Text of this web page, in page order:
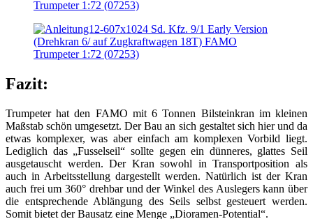
Fazit:
Trumpeter hat den FAMO mit 6 Tonnen Bilsteinkran im kleinen
Maßstab schön umgesetzt. Der Bau an sich gestaltet sich hier und da
etwas komplexer, was aber einfach am komplexen Vorbild liegt.
Lediglich das „Fusselseil“ sollte gegen ein dünneres, glattes Seil
ausgetauscht werden. Der Kran sowohl in Transportposition als
auch in Arbeitsstellung dargestellt werden. Natürlich ist der Kran
auch frei um 360° drehbar und der Winkel des Auslegers kann über
die entsprechende Ablängung des Seils selbst gesteuert werden.
Somit bietet der Bausatz eine Menge „Dioramen-Potential“.